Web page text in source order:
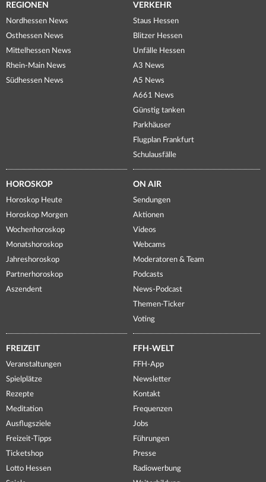
REGIONEN
Nordhessen News
Osthessen News
Mittelhessen News
Rhein-Main News
Südhessen News
VERKEHR
Staus Hessen
Blitzer Hessen
Unfälle Hessen
A3 News
A5 News
A661 News
Günstig tanken
Parkhäuser
Flugplan Frankfurt
Schulausfälle
HOROSKOP
Horoskop Heute
Horoskop Morgen
Wochenhoroskop
Monatshoroskop
Jahreshoroskop
Partnerhoroskop
Aszendent
ON AIR
Sendungen
Aktionen
Videos
Webcams
Moderatoren & Team
Podcasts
News-Podcast
Themen-Ticker
Voting
FREIZEIT
Veranstaltungen
Spielplätze
Rezepte
Meditation
Ausflugsziele
Freizeit-Tipps
Ticketshop
Lotto Hessen
FFH-WELT
FFH-App
Newsletter
Kontakt
Frequenzen
Jobs
Führungen
Presse
Radiowerbung